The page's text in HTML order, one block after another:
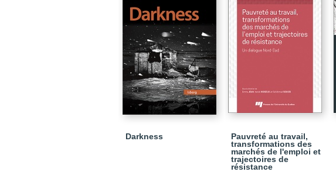
Darkness
Pauvreté au travail,
transformations des
marchés de l'emploi et
trajectoires de
résistance